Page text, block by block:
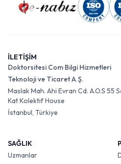
İLETİŞİM
Doktorsitesi Com Bilgi Hizmetleri
Teknoloji ve Ticaret A.Ş.
Maslak Mah. Ahi Evran Cd. A.O.S 55
Kat Kolektif House
İstanbul, Türkiye
SAĞLIK
Uzmanlar